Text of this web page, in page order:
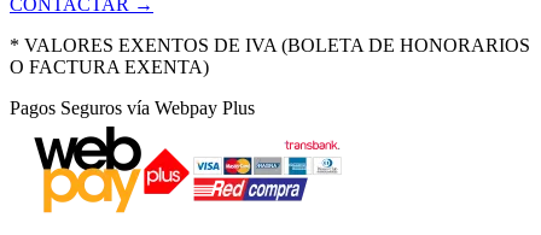
* VALORES EXENTOS DE IVA (BOLETA DE HONORARIOS
O FACTURA EXENTA)
Pagos Seguros vía Webpay Plus